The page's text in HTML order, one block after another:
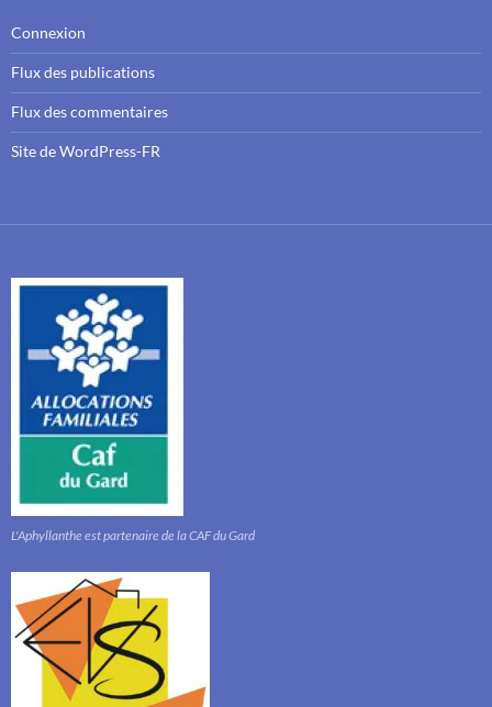
Connexion
Flux des publications
Flux des commentaires
Site de WordPress-FR
L'Aphyllanthe est partenaire de la CAF du Gard